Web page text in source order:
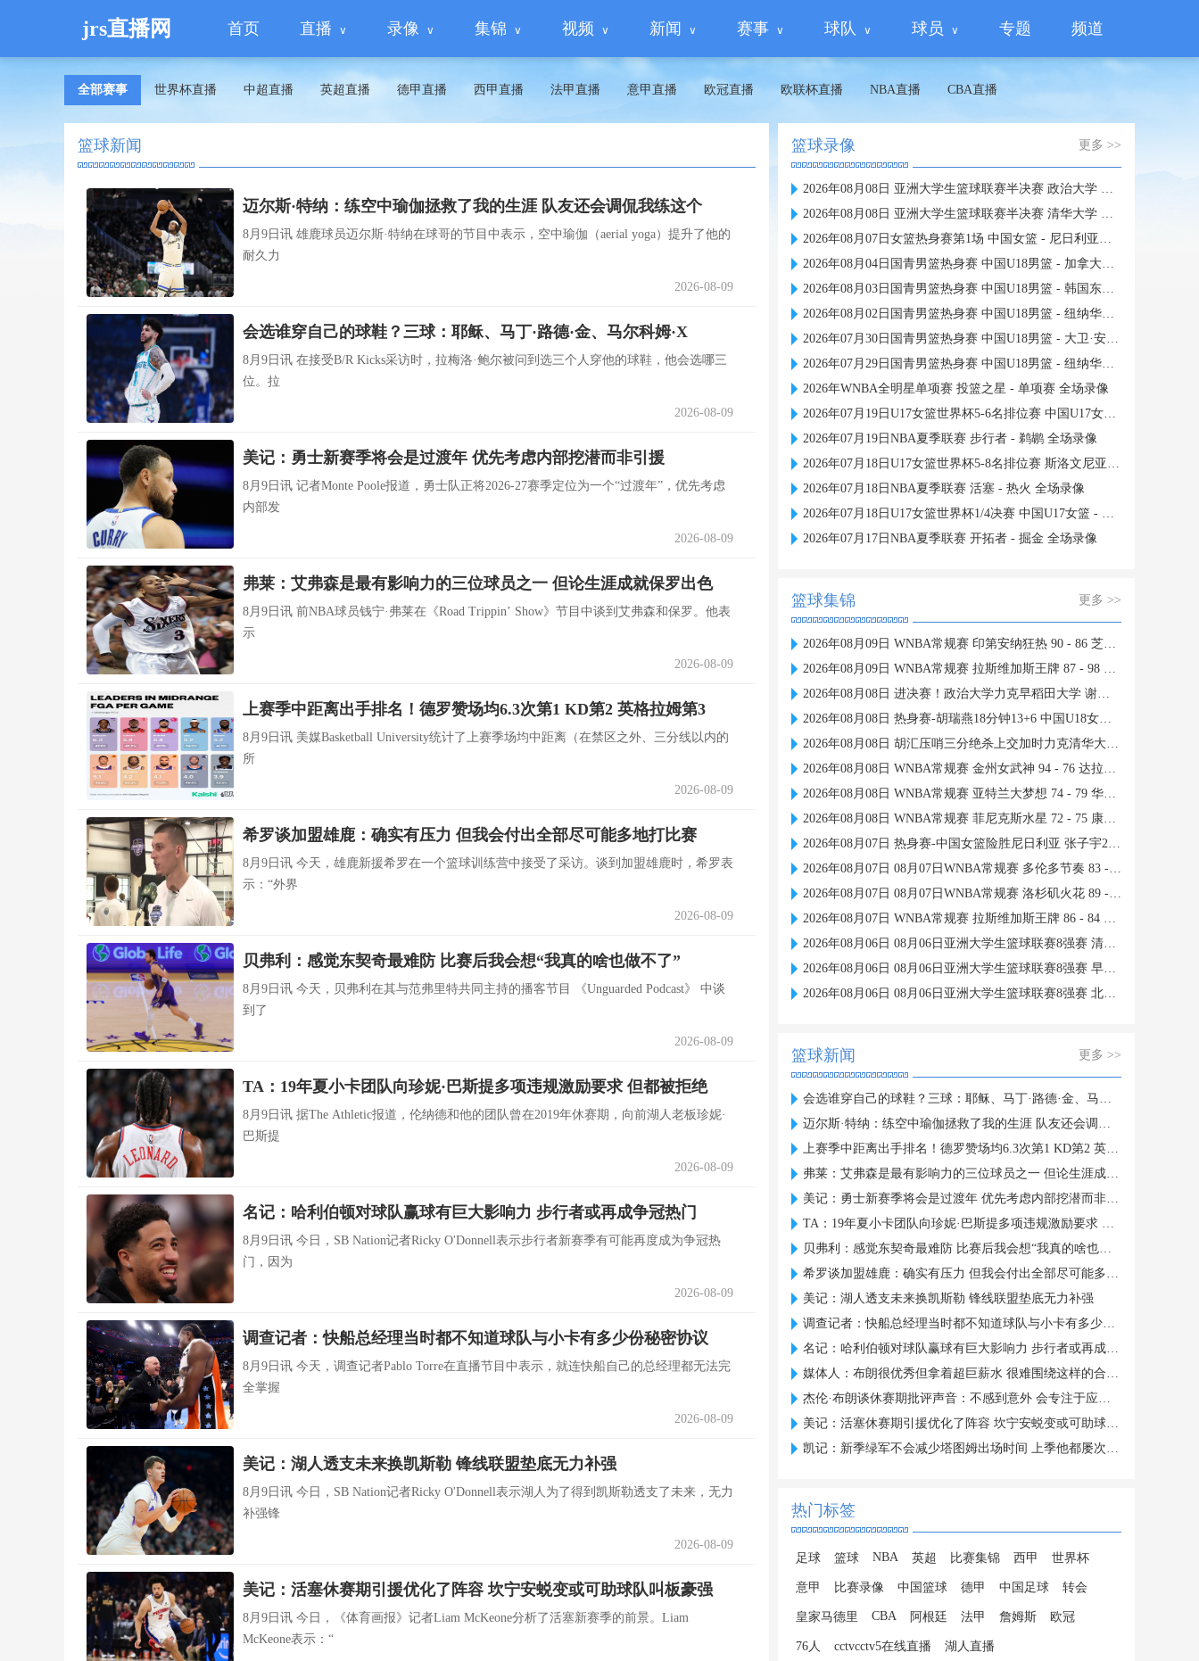
jrs直播网 首页 直播 录像 集锦 视频 新闻 赛事 球队 球员 专题 频道
全部赛事 世界杯直播 中超直播 英超直播 德甲直播 西甲直播 法甲直播 意甲直播 欧冠直播 欧联杯直播 NBA直播 CBA直播
篮球新闻
迈尔斯·特纳：练空中瑜伽拯救了我的生涯 队友还会调侃我练这个
8月9日讯 雄鹿球员迈尔斯·特纳在球哥的节目中表示，空中瑜伽（aerial yoga）提升了他的
耐久力
2026-08-09
会选谁穿自己的球鞋？三球：耶稣、马丁·路德·金、马尔科姆·X
8月9日讯 在接受B/R Kicks采访时，拉梅洛·鲍尔被问到选三个人穿他的球鞋，他会选哪三
位。拉
2026-08-09
美记：勇士新赛季将会是过渡年 优先考虑内部挖潜而非引援
8月9日讯 记者Monte Poole报道，勇士队正将2026-27赛季定位为一个“过渡年”，优先考虑
内部发
2026-08-09
弗莱：艾弗森是最有影响力的三位球员之一 但论生涯成就保罗出色
8月9日讯 前NBA球员钱宁·弗莱在《Road Trippin’ Show》节目中谈到艾弗森和保罗。他表
示
2026-08-09
上赛季中距离出手排名！德罗赞场均6.3次第1 KD第2 英格拉姆第3
8月9日讯 美媒Basketball University统计了上赛季场均中距离（在禁区之外、三分线以内的
所
2026-08-09
希罗谈加盟雄鹿：确实有压力 但我会付出全部尽可能多地打比赛
8月9日讯 今天，雄鹿新援希罗在一个篮球训练营中接受了采访。谈到加盟雄鹿时，希罗表
示：“外界
2026-08-09
贝弗利：感觉东契奇最难防 比赛后我会想“我真的啥也做不了”
8月9日讯 今天，贝弗利在其与范弗里特共同主持的播客节目 《Unguarded Podcast》 中谈
到了
2026-08-09
TA：19年夏小卡团队向珍妮·巴斯提多项违规激励要求 但都被拒绝
8月9日讯 据The Athletic报道，伦纳德和他的团队曾在2019年休赛期，向前湖人老板珍妮·
巴斯提
2026-08-09
名记：哈利伯顿对球队赢球有巨大影响力 步行者或再成争冠热门
8月9日讯 今日，SB Nation记者Ricky O'Donnell表示步行者新赛季有可能再度成为争冠热
门，因为
2026-08-09
调查记者：快船总经理当时都不知道球队与小卡有多少份秘密协议
8月9日讯 今天，调查记者Pablo Torre在直播节目中表示，就连快船自己的总经理都无法完
全掌握
2026-08-09
美记：湖人透支未来换凯斯勒 锋线联盟垫底无力补强
8月9日讯 今日，SB Nation记者Ricky O'Donnell表示湖人为了得到凯斯勒透支了未来，无力
补强锋
2026-08-09
美记：活塞休赛期引援优化了阵容 坎宁安蜕变或可助球队叫板豪强
8月9日讯 今日，《体育画报》记者Liam McKeone分析了活塞新赛季的前景。Liam
McKeone表示：“
篮球录像 更多 >>
2026年08月08日 亚洲大学生篮球联赛半决赛 政治大学 VS 早稻田大学 全场录像
2026年08月08日 亚洲大学生篮球联赛半决赛 清华大学 VS 上海交通大学 全场录像
2026年08月07日女篮热身赛第1场 中国女篮 - 尼日利亚女篮 全场录像
2026年08月04日国青男篮热身赛 中国U18男篮 - 加拿大大卫·安篮球学院 全场录像
2026年08月03日国青男篮热身赛 中国U18男篮 - 韩国东国大学 全场录像
2026年08月02日国青男篮热身赛 中国U18男篮 - 纽纳华丁闪电队 全场录像
2026年07月30日国青男篮热身赛 中国U18男篮 - 大卫·安篮球学院 全场录像
2026年07月29日国青男篮热身赛 中国U18男篮 - 纽纳华丁闪电队 全场录像
2026年WNBA全明星单项赛 投篮之星 - 单项赛 全场录像
2026年07月19日U17女篮世界杯5-6名排位赛 中国U17女篮 - 新西兰U17女篮 全场录像
2026年07月19日NBA夏季联赛 步行者 - 鹈鹕 全场录像
2026年07月18日U17女篮世界杯5-8名排位赛 斯洛文尼亚U17女篮 - 中国U17女篮 全场录像
2026年07月18日NBA夏季联赛 活塞 - 热火 全场录像
2026年07月18日U17女篮世界杯1/4决赛 中国U17女篮 - 加拿大U17女篮 录像
2026年07月17日NBA夏季联赛 开拓者 - 掘金 全场录像
篮球集锦 更多 >>
2026年08月09日 WNBA常规赛 印第安纳狂热 90 - 86 芝加哥天空 全场集锦
2026年08月09日 WNBA常规赛 拉斯维加斯王牌 87 - 98 明尼苏达山猫 全场集锦
2026年08月08日 进决赛！政治大学力克早稻田大学 谢昀达26+6 波波卡22+15+7
2026年08月08日 热身赛-胡瑞燕18分钟13+6 中国U18女篮38分大胜蒙古女篮
2026年08月08日 胡汇压哨三分绝杀上交加时力克清华大学杀入决赛 陈天灿三双
2026年08月08日 WNBA常规赛 金州女武神 94 - 76 达拉斯飞翼 全场集锦
2026年08月08日 WNBA常规赛 亚特兰大梦想 74 - 79 华盛顿神秘人 全场集锦
2026年08月08日 WNBA常规赛 菲尼克斯水星 72 - 75 康涅狄格太阳 全场集锦
2026年08月07日 热身赛-中国女篮险胜尼日利亚 张子宇24+11 杨舒予12+6
2026年08月07日 08月07日WNBA常规赛 多伦多节奏 83 - 97 波特兰火焰 集锦
2026年08月07日 08月07日WNBA常规赛 洛杉矶火花 89 - 82 明尼苏达山猫 全场集锦
2026年08月07日 WNBA常规赛 拉斯维加斯王牌 86 - 84 印第安纳狂热 全场集锦
2026年08月06日 08月06日亚洲大学生篮球联赛8强赛 清华大学 85 - 81 菲律宾大学 集锦
2026年08月06日 08月06日亚洲大学生篮球联赛8强赛 早稻田大学 78 - 71 高丽大学 集锦
2026年08月06日 08月06日亚洲大学生篮球联赛8强赛 北京大学 77 - 79 上海交通大学 集锦
篮球新闻 更多 >>
会选谁穿自己的球鞋？三球：耶稣、马丁·路德·金、马尔科姆·X
迈尔斯·特纳：练空中瑜伽拯救了我的生涯 队友还会调侃我练这个
上赛季中距离出手排名！德罗赞场均6.3次第1 KD第2 英格拉姆第3
弗莱：艾弗森是最有影响力的三位球员之一 但论生涯成就保罗出色
美记：勇士新赛季将会是过渡年 优先考虑内部挖潜而非引援
TA：19年夏小卡团队向珍妮·巴斯提多项违规激励要求 但都被拒绝
贝弗利：感觉东契奇最难防 比赛后我会想“我真的啥也做不了”
希罗谈加盟雄鹿：确实有压力 但我会付出全部尽可能多地打比赛
美记：湖人透支未来换凯斯勒 锋线联盟垫底无力补强
调查记者：快船总经理当时都不知道球队与小卡有多少份秘密协议
名记：哈利伯顿对球队赢球有巨大影响力 步行者或再成争冠热门
媒体人：布朗很优秀但拿着超巨薪水 很难围绕这样的合同构建阵容
杰伦·布朗谈休赛期批评声音：不感到意外 会专注于应该专注的事
美记：活塞休赛期引援优化了阵容 坎宁安蜕变或可助球队叫板豪强
凯记：新季绿军不会减少塔图姆出场时间 上季他都屡次出战40+分钟
热门标签
足球 篮球 NBA 英超 比赛集锦 西甲 世界杯
意甲 比赛录像 中国篮球 德甲 中国足球 转会
皇家马德里 CBA 阿根廷 法甲 詹姆斯 欧冠
76人 cctvcctv5在线直播 湖人直播